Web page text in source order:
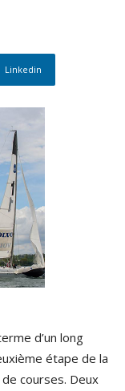
Linkedin
d’un long
étape de la
courses. Deux